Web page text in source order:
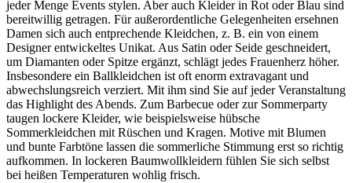
jeder Menge Events stylen. Aber auch Kleider in Rot oder Blau sind
bereitwillig getragen. Für außerordentliche Gelegenheiten ersehnen
Damen sich auch entprechende Kleidchen, z. B. ein von einem
Designer entwickeltes Unikat. Aus Satin oder Seide geschneidert,
um Diamanten oder Spitze ergänzt, schlägt jedes Frauenherz höher.
Insbesondere ein Ballkleidchen ist oft enorm extravagant und
abwechslungsreich verziert. Mit ihm sind Sie auf jeder Veranstaltung
das Highlight des Abends. Zum Barbecue oder zur Sommerparty
taugen lockere Kleider, wie beispielsweise hübsche
Sommerkleidchen mit Rüschen und Kragen. Motive mit Blumen
und bunte Farbtöne lassen die sommerliche Stimmung erst so richtig
aufkommen. In lockeren Baumwollkleidern fühlen Sie sich selbst
bei heißen Temperaturen wohlig frisch.